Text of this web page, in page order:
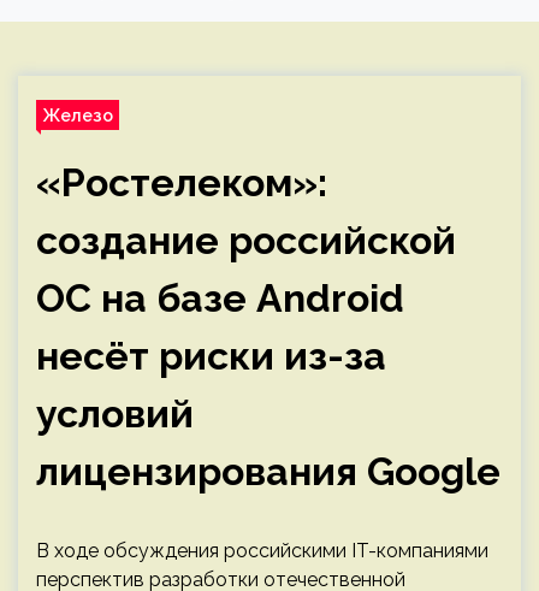
Железо
«Ростелеком»:
создание российской
ОС на базе Android
несёт риски из-за
условий
лицензирования Google
В ходе обсуждения российскими IT-компаниями
перспектив разработки отечественной